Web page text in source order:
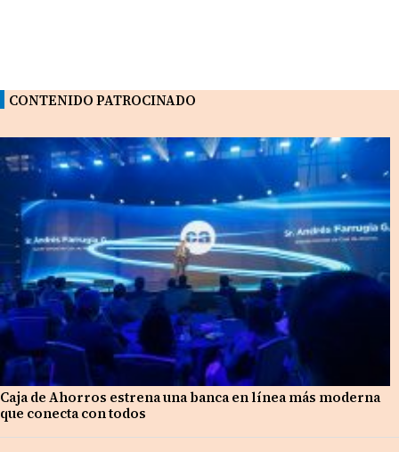
CONTENIDO PATROCINADO
Caja de Ahorros estrena una banca en línea más moderna
que conecta con todos